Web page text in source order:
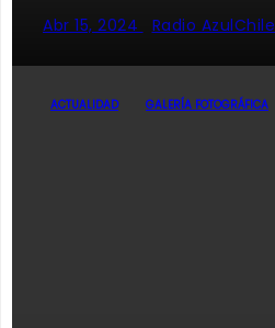
Abr 15, 2024 Radio AzulChile
ACTUALIDAD GALERÍA FOTOGRÁFICA